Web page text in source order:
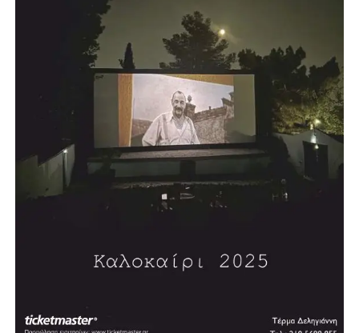
352 έργα και παρεμβάσεις σε ολόκληρη την Αττική
Ο συνολικός σχεδιασμός που παρουσίασε ο Νίκος
Χαρδαλιάς περιλαμβάνει 352 έργα και παρεμβάσεις,
συνολικού προϋπολογισμού 2,587 δισεκατομμυρίων
που αναπτύσσονται σε όλες τις Περιφερειακές Ενότητες
προστασίας και τις αναπτυξιακές δυνατότητες που